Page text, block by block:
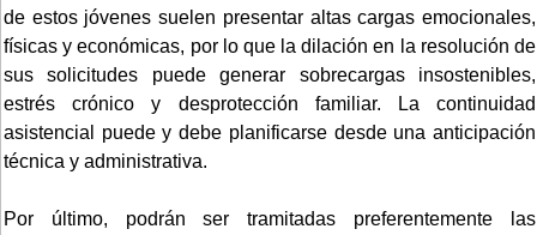
de estos jóvenes suelen presentar altas cargas emocionales,
físicas y económicas, por lo que la dilación en la resolución de
sus solicitudes puede generar sobrecargas insostenibles,
estrés crónico y desprotección familiar. La continuidad
asistencial puede y debe planificarse desde una anticipación
técnica y administrativa.
Por último, podrán ser tramitadas preferentemente las